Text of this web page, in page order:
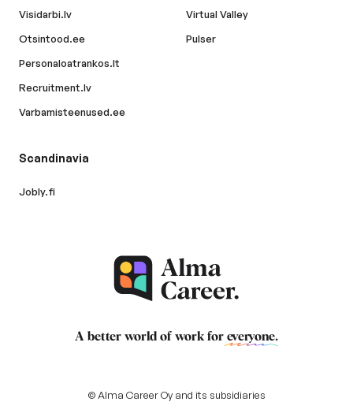
Visidarbi.lv
Otsintood.ee
Personaloatrankos.lt
Recruitment.lv
Varbamisteenused.ee
Virtual Valley
Pulser
Scandinavia
Jobly.fi
A better world of work for everyone.
© Alma Career Oy and its subsidiaries